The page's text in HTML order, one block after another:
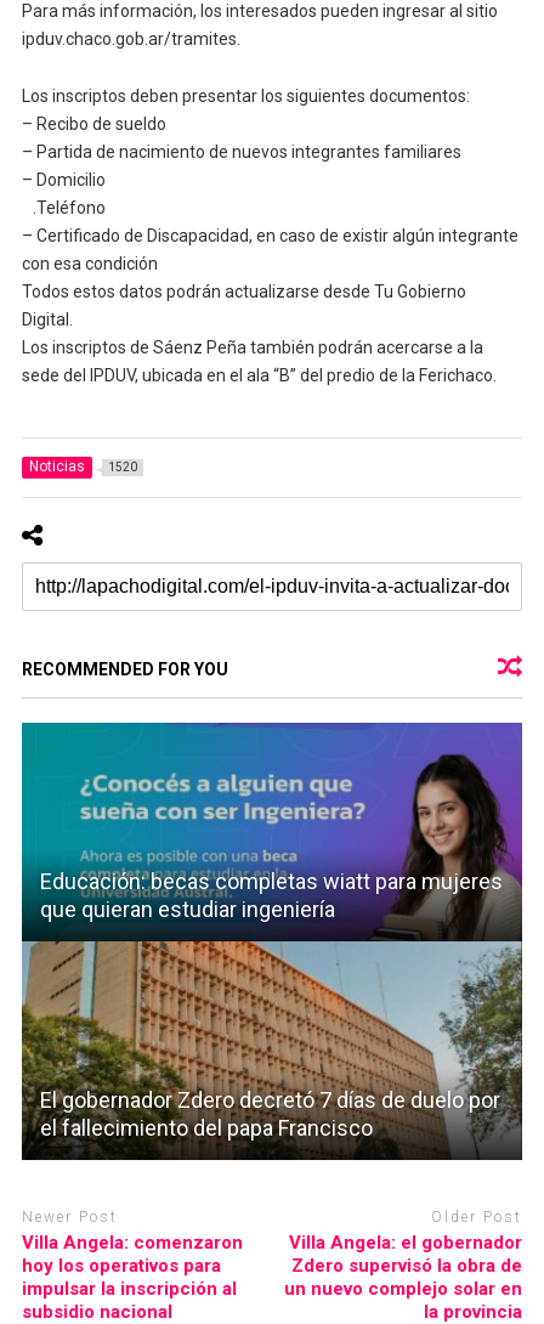
Para más información, los interesados pueden ingresar al sitio
ipduv.chaco.gob.ar/tramites.
Los inscriptos deben presentar los siguientes documentos:
– Recibo de sueldo
– Partida de nacimiento de nuevos integrantes familiares
– Domicilio
.Teléfono
– Certificado de Discapacidad, en caso de existir algún integrante
con esa condición
Todos estos datos podrán actualizarse desde Tu Gobierno
Digital.
Los inscriptos de Sáenz Peña también podrán acercarse a la
sede del IPDUV, ubicada en el ala “B” del predio de la Ferichaco.
Noticias 1520
RECOMMENDED FOR YOU
Educación: becas completas wiatt para mujeres
que quieran estudiar ingeniería
El gobernador Zdero decretó 7 días de duelo por
el fallecimiento del papa Francisco
Newer Post
Villa Angela: comenzaron
hoy los operativos para
impulsar la inscripción al
subsidio nacional
Older Post
Villa Angela: el gobernador
Zdero supervisó la obra de
un nuevo complejo solar en
la provincia